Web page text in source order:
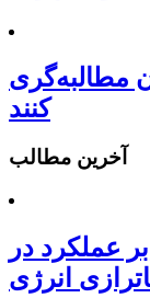
مطالبه‌گری
کنند
آخرین مطالب
عملکرد در
انرژی